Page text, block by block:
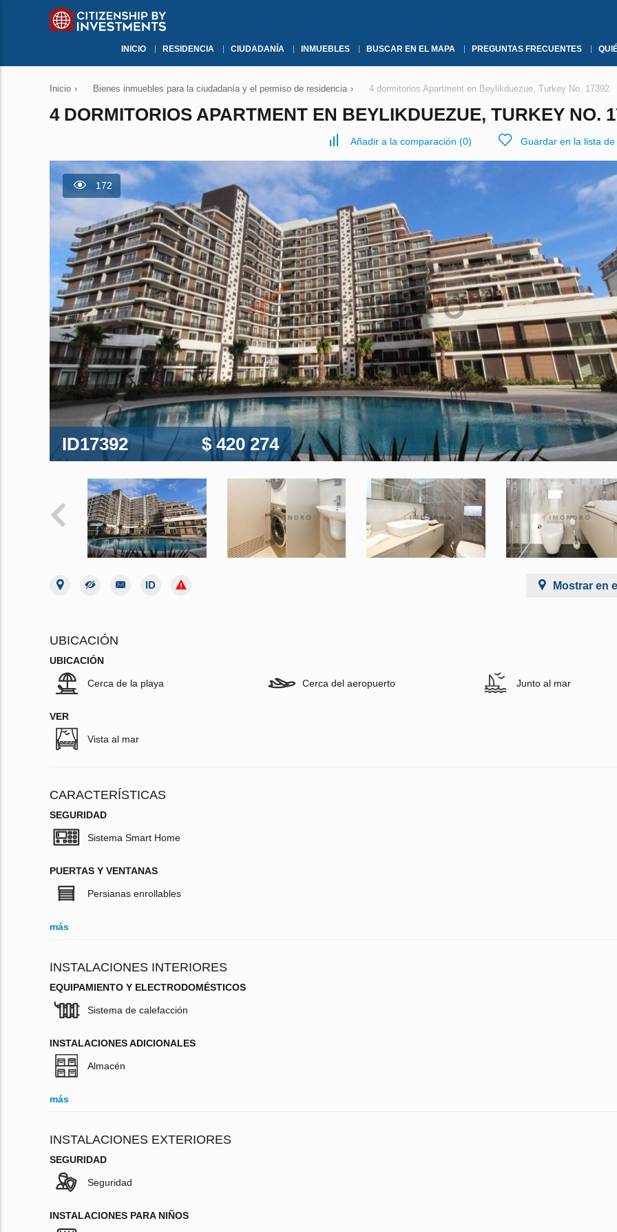
INICIO RESIDENCIA CIUDADANÍA INMUEBLES BUSCAR EN EL MAPA PREGUNTAS FRECUENTES
Inicio › Bienes inmuebles para la ciudadanía y el permiso de residencia › 4 dormitorios Apartment en Beylikduezue, Turkey No. 17392
4 DORMITORIOS APARTMENT EN BEYLIKDUEZUE, TURKEY NO.
Añadir a la comparación (0) Guardar en la lista
172
ID17392 $ 420 274
Mostrar en
UBICACIÓN
UBICACIÓN
Cerca de la playa Cerca del aeropuerto Junto al mar
VER
Vista al mar
CARACTERÍSTICAS
SEGURIDAD
Sistema Smart Home
PUERTAS Y VENTANAS
Persianas enrollables
más
INSTALACIONES INTERIORES
EQUIPAMIENTO Y ELECTRODOMÉSTICOS
Sistema de calefacción
INSTALACIONES ADICIONALES
Almacén
más
INSTALACIONES EXTERIORES
SEGURIDAD
Seguridad
INSTALACIONES PARA NIÑOS